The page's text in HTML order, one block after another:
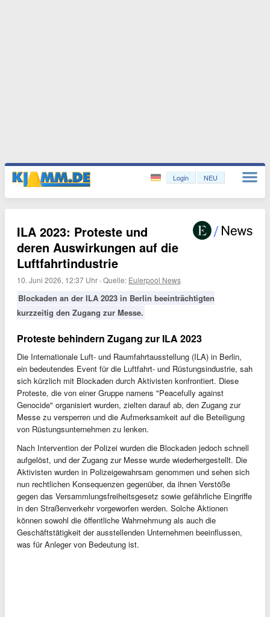
Login NEU
ILA 2023: Proteste und
deren Auswirkungen auf die
Luftfahrtindustrie
10. Juni 2026, 12:37 Uhr ·Quelle: Eulerpool News
Blockaden an der ILA 2023 in Berlin beeinträchtigten
kurzzeitig den Zugang zur Messe.
Proteste behindern Zugang zur ILA 2023
Die Internationale Luft- und Raumfahrtausstellung (ILA) in Berlin,
ein bedeutendes Event für die Luftfahrt- und Rüstungsindustrie, sah
sich kürzlich mit Blockaden durch Aktivisten konfrontiert. Diese
Proteste, die von einer Gruppe namens "Peacefully against
Genocide" organisiert wurden, zielten darauf ab, den Zugang zur
Messe zu versperren und die Aufmerksamkeit auf die Beteiligung
von Rüstungsunternehmen zu lenken.
Nach Intervention der Polizei wurden die Blockaden jedoch schnell
aufgelöst, und der Zugang zur Messe wurde wiederhergestellt. Die
Aktivisten wurden in Polizeigewahrsam genommen und sehen sich
nun rechtlichen Konsequenzen gegenüber, da ihnen Verstöße
gegen das Versammlungsfreiheitsgesetz sowie gefährliche Eingriffe
in den Straßenverkehr vorgeworfen werden. Solche Aktionen
können sowohl die öffentliche Wahrnehmung als auch die
Geschäftstätigkeit der ausstellenden Unternehmen beeinflussen,
was für Anleger von Bedeutung ist.